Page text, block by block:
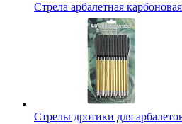
Стрела арбалетная
Стрелы дротики для